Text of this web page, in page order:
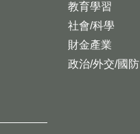
教育學習
社會/科學
財金產業
政治/外交/國防